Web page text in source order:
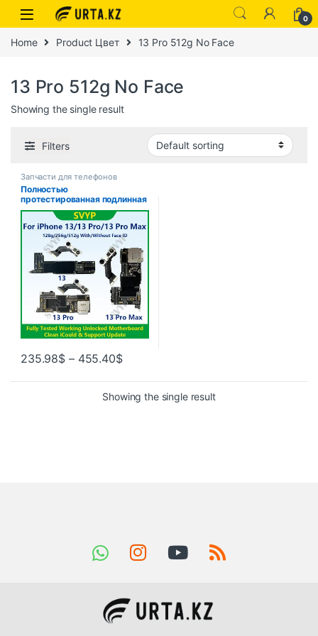
0
Home Product Цвет 13 Pro 512g No Face
13 Pro 512g No Face
Showing the single result
Filters
Запчасти для телефонов
Полностью
протестированная подлинная
материнская плата для
iPhone 13 Pro Max, 128 г/256
г, разблокированная
материнская плата с
лицевым идентификатором,
очищенная iCloud, быстрая
доставка
235.98$ – 455.40$
Showing the single result